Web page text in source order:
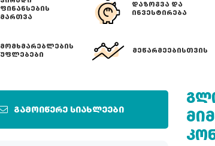
ᲤᲘᲜᲐᲜᲡᲔᲑᲘᲡ
ᲛᲐᲠᲗᲕᲐ
ᲓᲐᲖᲝᲒᲕᲐ ᲓᲐ
ᲘᲜᲕᲔᲡᲢᲘᲠᲔᲑᲐ
ᲛᲝᲛᲮᲛᲐᲠᲔᲑᲚᲔᲑᲘᲡ
ᲣᲤᲚᲔᲑᲔᲑᲘ
ᲛᲔᲬᲐᲠᲛᲔᲔᲑᲘᲡᲗᲕᲘᲡ
გამოიწერე სიახლეები